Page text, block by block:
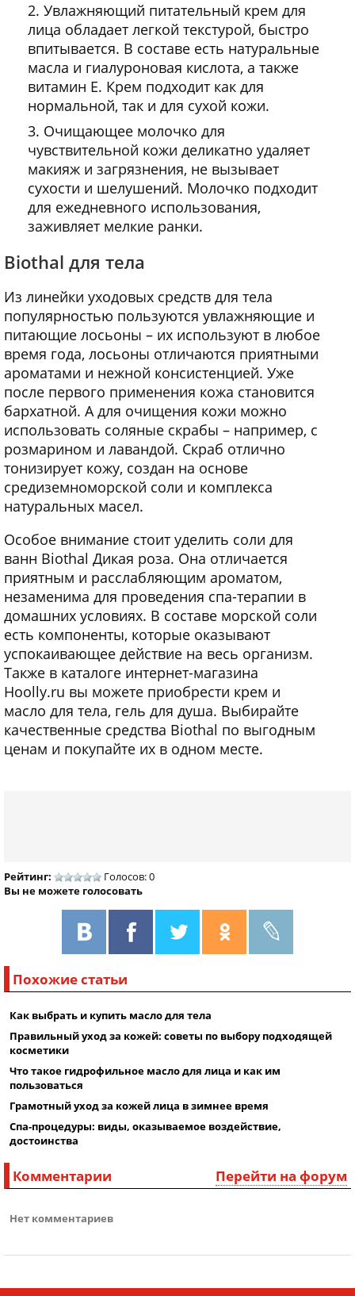
Увлажняющий питательный крем для
лица обладает легкой текстурой, быстро
впитывается. В составе есть натуральные
масла и гиалуроновая кислота, а также
витамин Е. Крем подходит как для
нормальной, так и для сухой кожи.
Очищающее молочко для
чувствительной кожи деликатно удаляет
макияж и загрязнения, не вызывает
сухости и шелушений. Молочко подходит
для ежедневного использования,
заживляет мелкие ранки.
Biothal для тела
Из линейки уходовых средств для тела
популярностью пользуются увлажняющие и
питающие лосьоны – их используют в любое
время года, лосьоны отличаются приятными
ароматами и нежной консистенцией. Уже
после первого применения кожа становится
бархатной. А для очищения кожи можно
использовать соляные скрабы – например, с
розмарином и лавандой. Скраб отлично
тонизирует кожу, создан на основе
средиземноморской соли и комплекса
натуральных масел.
Особое внимание стоит уделить соли для
ванн Biothal Дикая роза. Она отличается
приятным и расслабляющим ароматом,
незаменима для проведения спа-терапии в
домашних условиях. В составе морской соли
есть компоненты, которые оказывают
успокаивающее действие на весь организм.
Также в каталоге интернет-магазина
Hoolly.ru вы можете приобрести крем и
масло для тела, гель для душа. Выбирайте
качественные средства Biothal по выгодным
ценам и покупайте их в одном месте.
Рейтинг:
Голосов: 0
Вы не можете голосовать
Похожие статьи
Как выбрать и купить масло для тела
Правильный уход за кожей: советы по выбору подходящей
косметики
Что такое гидрофильное масло для лица и как им
пользоваться
Грамотный уход за кожей лица в зимнее время
Спа-процедуры: виды, оказываемое воздействие,
достоинства
Перейти на форум
Комментарии
Нет комментариев